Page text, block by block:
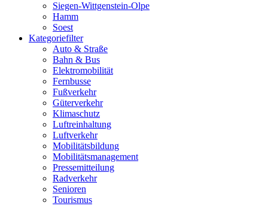
Siegen-Wittgenstein-Olpe
Hamm
Soest
Kategoriefilter
Auto & Straße
Bahn & Bus
Elektromobilität
Fernbusse
Fußverkehr
Güterverkehr
Klimaschutz
Luftreinhaltung
Luftverkehr
Mobilitätsbildung
Mobilitätsmanagement
Pressemitteilung
Radverkehr
Senioren
Tourismus